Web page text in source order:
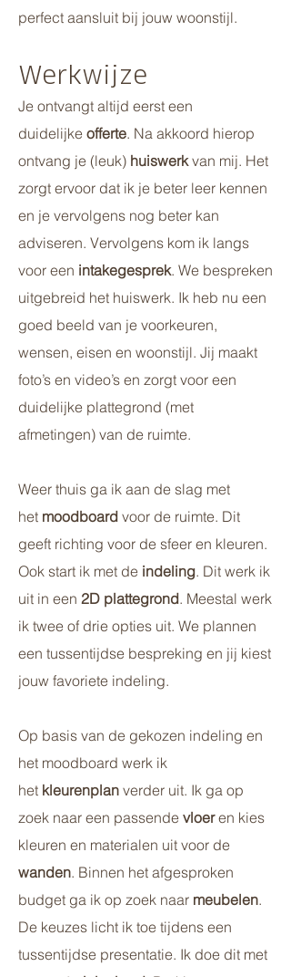
perfect aansluit bij jouw woonstijl.
Werkwijze
Je ontvangt altijd eerst een
duidelijke offerte. Na akkoord hierop
ontvang je (leuk) huiswerkvan mij. Het
zorgt ervoor dat ik je beter leer kennen
en je vervolgens nog beter kan
adviseren. Vervolgens kom ik langs
voor een intakegesprek. We bespreken
uitgebreid het huiswerk. Ik heb nu een
goed beeld van je voorkeuren,
wensen, eisen en woonstijl. Jij maakt
foto’s en video’s en zorgt voor een
duidelijke plattegrond (met
afmetingen) van de ruimte.
Weer thuis ga ik aan de slag met
het moodboard voor de ruimte. Dit
geeft richting voor de sfeer en kleuren.
Ook start ik met de indeling. Dit werk ik
uit in een 2D plattegrond. Meestal werk
ik twee of drie opties uit. We plannen
een tussentijdse bespreking en jij kiest
jouw favoriete indeling.
Op basis van de gekozen indeling en
het moodboard werk ik
het kleurenplan verder uit. Ik ga op
zoek naar een passende vloeren kies
kleuren en materialen uit voor de
wanden. Binnen het afgesproken
budget ga ik op zoek naar meubelen.
De keuzes licht ik toe tijdens een
tussentijdse presentatie. Ik doe dit met